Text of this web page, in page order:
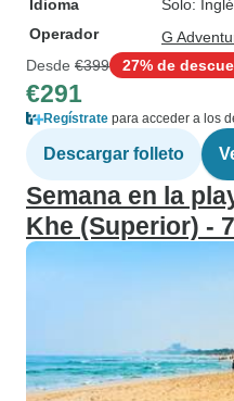
Idioma
Solo:
Operador
G
Desde €399 27% de
€291
Regístrate para acceder a los
Descargar folleto
Semana en la
Khe (Superior) -